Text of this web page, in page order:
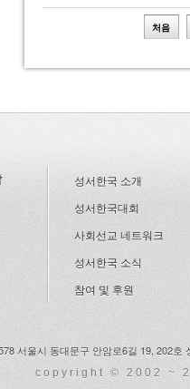
처음
성서한국 소개
성서한국대회
사회선교 네트워크
성서한국 소식
참여 및 후원
서울시 동대문구 안암로6길 19, 202호
copyright © 2002 ~